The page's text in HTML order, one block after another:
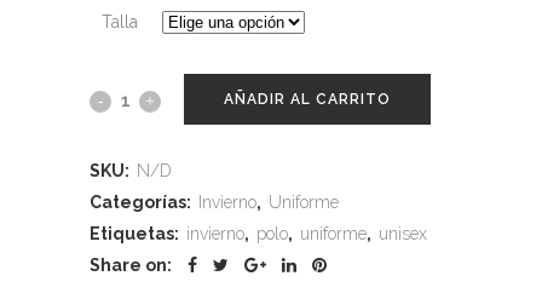
Talla
AÑADIR AL CARRITO
SKU: N/D
Categorías:
Invierno, Uniforme
Etiquetas: invierno, polo, uniforme, unisex
Share on: